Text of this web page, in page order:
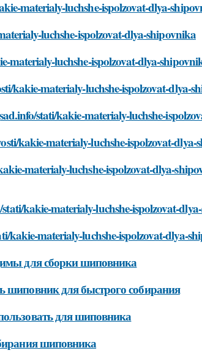
materialy-luchshe-ispolzovat-dlya-
luchshe-ispolzovat-dlya-shipovnika
materialy-luchshe-ispolzovat-dlya-
kakie-materialy-luchshe-ispolzovat-dlya-
stati/kakie-materialy-luchshe-
kakie-materialy-luchshe-ispolzovat-dlya-
materialy-luchshe-ispolzovat-dlya-
kakie-materialy-luchshe-ispolzovat-
kakie-materialy-luchshe-ispolzovat-dlya-
для сборки шиповника
шиповник для быстрого собирания
для шиповника
шиповника